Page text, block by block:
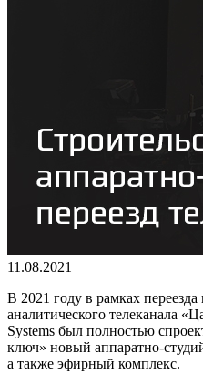
11.08.2021
В 2021 году в рамках
аналитического телеканала
Systems был полностью
ключ» новый аппаратно-
а также эфирный комплекс.